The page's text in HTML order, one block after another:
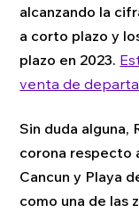
alcanzando la
a corto plazo y
plazo en 2023.
venta de
Sin duda alguna,
corona respecto
Cancun y Playa
como una de las